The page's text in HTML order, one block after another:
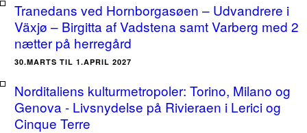
Tranedans ved Hornborgasøen – Udvandrere i
Växjø – Birgitta af Vadstena samt Varberg med 2
nætter på herregård
30.MARTS TIL 1.APRIL 2027
Norditaliens kulturmetropoler: Torino, Milano og
Genova - Livsnydelse på Rivieraen i Lerici og
Cinque Terre